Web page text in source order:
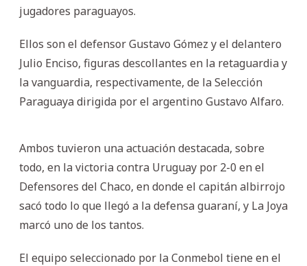
jugadores paraguayos.
Ellos son el defensor Gustavo Gómez y el delantero
Julio Enciso, figuras descollantes en la retaguardia y
la vanguardia, respectivamente, de la Selección
Paraguaya dirigida por el argentino Gustavo Alfaro.
Ambos tuvieron una actuación destacada, sobre
todo, en la victoria contra Uruguay por 2-0 en el
Defensores del Chaco, en donde el capitán albirrojo
sacó todo lo que llegó a la defensa guaraní, y La Joya
marcó uno de los tantos.
El equipo seleccionado por la Conmebol tiene en el